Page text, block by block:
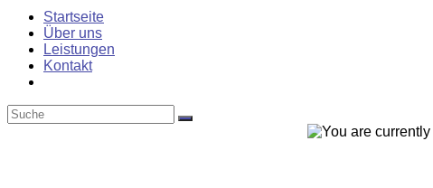
Startseite
Über uns
Leistungen
Kontakt
search